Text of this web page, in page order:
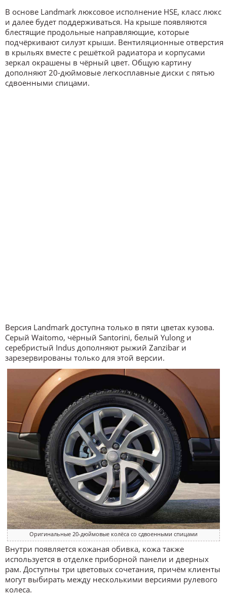
В основе Landmark люксовое исполнение HSE, класс люкс
и далее будет поддерживаться. На крыше появляются
блестящие продольные направляющие, которые
подчёркивают силуэт крыши. Вентиляционные отверстия
в крыльях вместе с решёткой радиатора и корпусами
зеркал окрашены в чёрный цвет. Общую картину
дополняют 20-дюймовые легкосплавные диски с пятью
сдвоенными спицами.
Версия Landmark доступна только в пяти цветах кузова.
Серый Waitomo, чёрный Santorini, белый Yulong и
серебристый Indus дополняют рыжий Zanzibar и
зарезервированы только для этой версии.
Оригинальные 20-дюймовые колёса со сдвоенными спицами
Внутри появляется кожаная обивка, кожа также
используется в отделке приборной панели и дверных
рам. Доступны три цветовых сочетания, причём клиенты
могут выбирать между несколькими версиями рулевого
колеса.